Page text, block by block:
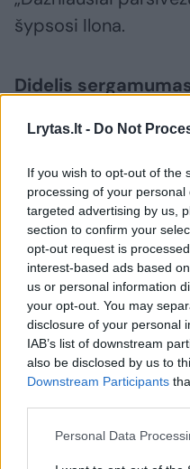
Lrytas.lt - Do Not
If you wish to opt-out of the
processing of your
targeted advertising by us,
section to confirm your
opt-out request is
interest-based ads based
us or personal information
your opt-out. You may
disclosure of your personal
IAB’s list of downstream
also be disclosed by us to
Downstream Participants
Personal Data
šypsosi Ilona.
Didelis
duomenimis 2020
000 pasaulio
vėžio diagnozę.
apie 400 naujų
sergamumo
atvejo 100 tūkst.
Europos Sąjungos
tūkst. gyventojų.
pat išlieka labai